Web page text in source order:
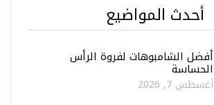
أحدث المواضيع
أفضل الشامبوهات لفروة الرأس
الحساسة
أغسطس 7, 2026